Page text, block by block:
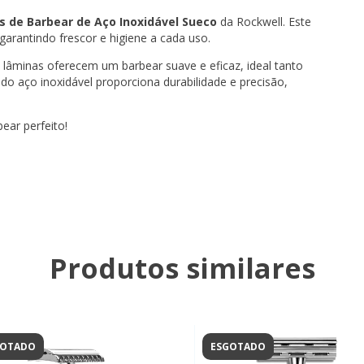
de Barbear de Aço Inoxidável Sueco da Rockwell. Este
frescor e higiene a cada uso.
lâminas oferecem um barbear suave e eficaz, ideal tanto
aço inoxidável proporciona durabilidade e precisão,
perfeito!
Produtos similares
ESGOTADO